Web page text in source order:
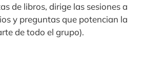
de libros, dirige las sesiones a
y preguntas que potencian la
de todo el grupo).